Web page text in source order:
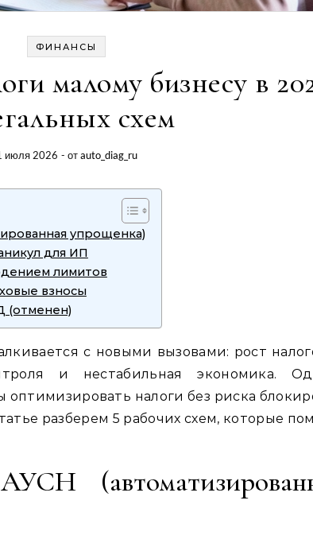
ФИНАНСЫ
малому бизнесу в
схем
июля 2026 - отauto_diag_ru
упрощенка)
для ИП
лимитов
взносы
(отменен)
с новыми вызовами: рост
и нестабильная экономика.
оптимизировать налоги без риска
разберем 5 рабочих схем, которые